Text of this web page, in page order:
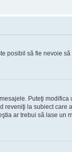
să fie nevoie
Puteţi
la subiect
ar trebui să lase